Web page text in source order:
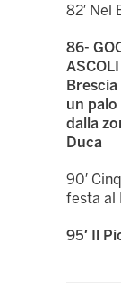
82′ Nel
86-
un
dalla
Duca
90′
festa al
95′ Il